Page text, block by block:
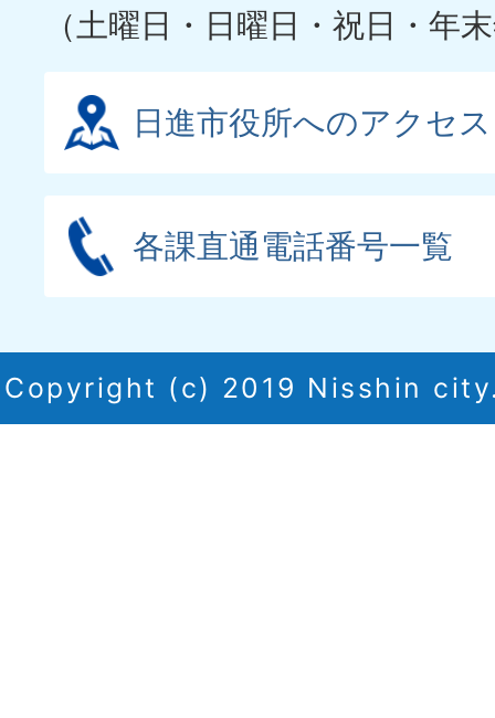
（土曜日・日曜日・祝日・年
日進市役所へのアクセス
各課直通電話番号一覧
Copyright (c) 2019 Nisshin